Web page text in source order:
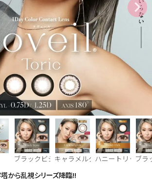
ブラックビジュー(CYL-0.75)
キャラメルグロー(CYL-0.75)
ハニートリックブラ
から乱視シリーズ降臨!!